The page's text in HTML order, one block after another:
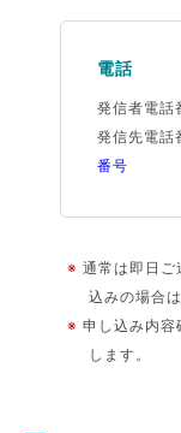
電話
発信者電話
発信先電話
番号
※通常は即日ご
込みの場合
※申し込み内容
します。